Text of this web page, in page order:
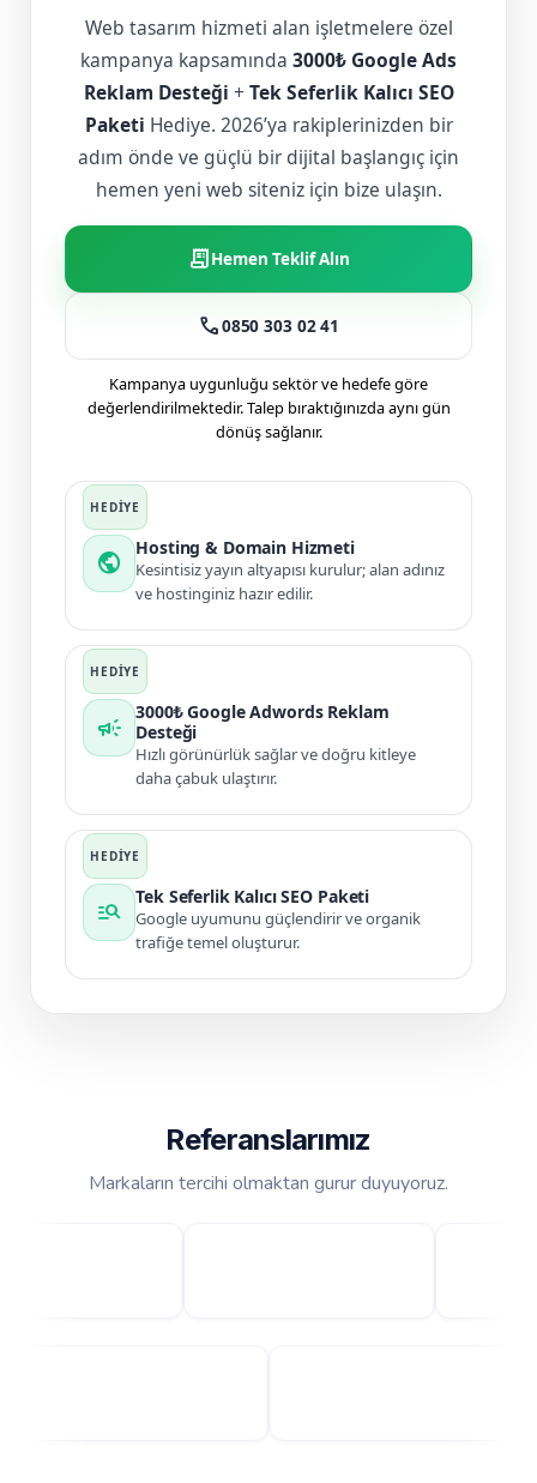
Web tasarım hizmeti alan işletmelere özel
kampanya kapsamında 3000₺ Google Ads
Reklam Desteği + Tek Seferlik Kalıcı SEO
Paketi Hediye. 2026’ya rakiplerinizden bir
adım önde ve güçlü bir dijital başlangıç için
hemen yeni web siteniz için bize ulaşın.
receipt_longHemen Teklif Alın
call0850 303 02 41
Kampanya uygunluğu sektör ve hedefe göre
değerlendirilmektedir. Talep bıraktığınızda aynı gün
dönüş sağlanır.
public
Hosting & Domain Hizmeti
Kesintisiz yayın altyapısı kurulur; alan adınız
ve hostinginiz hazır edilir.
campaign
3000₺ Google Adwords Reklam
Desteği
Hızlı görünürlük sağlar ve doğru kitleye
daha çabuk ulaştırır.
manage_search
Tek Seferlik Kalıcı SEO Paketi
Google uyumunu güçlendirir ve organik
trafiğe temel oluşturur.
Referanslarımız
Markaların tercihi olmaktan gurur duyuyoruz.